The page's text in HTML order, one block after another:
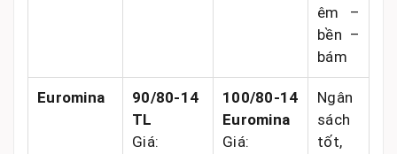
êm –
bền –
bám
Euromina
90/80-14
TL
Giá:
100/80-14
Euromina
Giá:
Ngân
sách
tốt,